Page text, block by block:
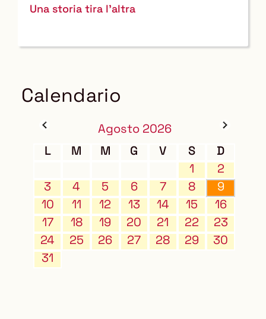
Una storia tira l'altra
Calendario
Agosto 2026
L
M M G V S
D
1
2
3
4 5 6 7 8
9
10
11 12 13 14 15
16
17
18 19 20 21 22
23
24
25 26 27 28 29
30
31